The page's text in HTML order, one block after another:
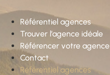
Référentiel agences
Trouver l’agence idéale
Référencer votre agence
Contact
Référentiel agences